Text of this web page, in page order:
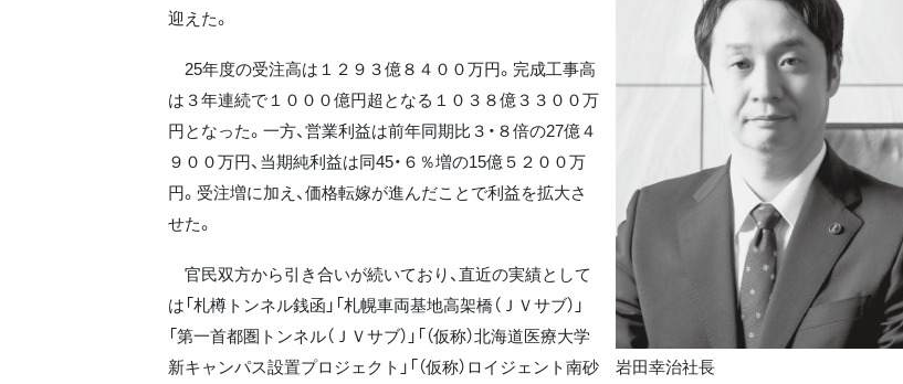
迎えた。
25年度の受注高は１２９３億８４００万円。完成工事高
は３年連続で１０００億円超となる１０３８億３３００万
円となった。一方、営業利益は前年同期比３・８倍の27億４
９００万円、当期純利益は同45・６％増の15億５２００万
円。受注増に加え、価格転嫁が進んだことで利益を拡大さ
せた。
官民双方から引き合いが続いており、直近の実績として
は「札樽トンネル銭函」「札幌車両基地高架橋（ＪＶサブ）」
「第一首都圏トンネル（ＪＶサブ）」「（仮称）北海道医療大学
新キャンパス設置プロジェクト」「（仮称）ロイジェント南砂
岩田幸治社長